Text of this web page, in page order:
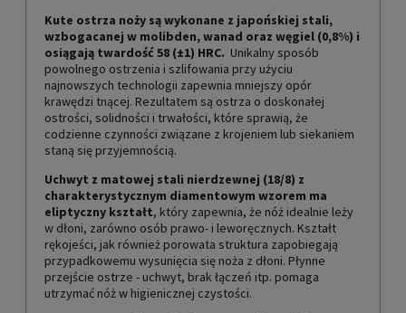
Kute ostrza noży są wykonane z japońskiej stali,
wzbogacanej w molibden, wanad oraz węgiel (0,8%) i
osiągają twardość 58 (±1) HRC. Unikalny sposób
powolnego ostrzenia i szlifowania przy użyciu
najnowszych technologii zapewnia mniejszy opór
krawędzi tnącej. Rezultatem są ostrza o doskonałej
ostrości, solidności i trwałości, które sprawią, że
codzienne czynności związane z krojeniem lub siekaniem
staną się przyjemnością.
Uchwyt z matowej stali nierdzewnej (18/8) z
charakterystycznym diamentowym wzorem ma
eliptyczny kształt, który zapewnia, że nóż idealnie leży
w dłoni, zarówno osób prawo- i leworęcznych. Kształt
rękojeści, jak również porowata struktura zapobiegają
przypadkowemu wysunięcia się noża z dłoni. Płynne
przejście ostrze - uchwyt, brak łączeń itp. pomaga
utrzymać nóż w higienicznej czystości.